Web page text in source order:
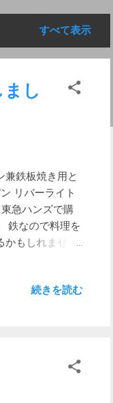
すべて表示
し
兼鉄板焼き用と
リバーライト
急ハンズで購
鉄なので料理を
もしれません
。 ちなみに鉄フ
キャンプ用に一
つかみを使うの
続きを読む